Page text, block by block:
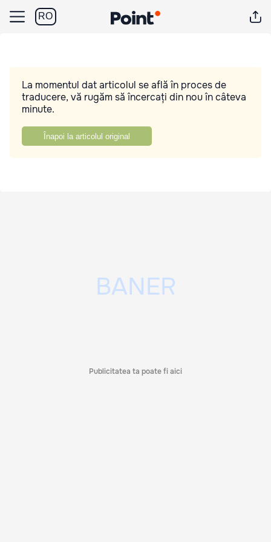
RO
La momentul dat articolul se află în proces de
traducere, vă rugăm să încercați din nou în câteva
minute.
Înapoi la articolul original
Publicitatea ta poate fi aici